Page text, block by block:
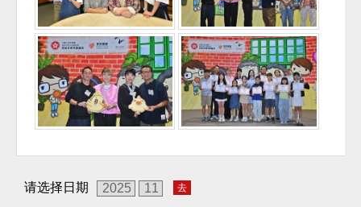
请选择日期 去